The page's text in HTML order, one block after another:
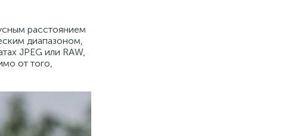
расстоянием
диапазоном,
JPEG или RAW,
от того,